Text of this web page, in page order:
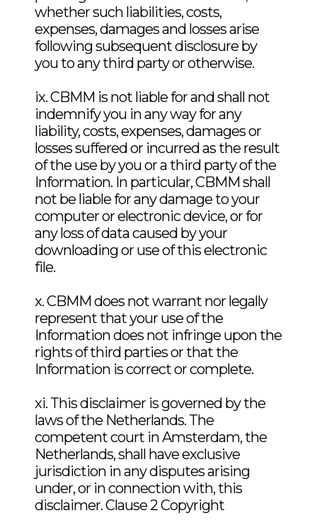
Repeated dose toxicity and
reproduction_Nb2O5 (092790)
Report_Bioaccessibility_Nb2O5
Self Ignition_Nb2O5
(200901118)_A
whether such liabilities, costs,
expenses, damages and losses arise
following subsequent disclosure by
you to any third party or otherwise.
ix. CBMM is not liable for and shall not
indemnify you in any way for any
liability, costs, expenses, damages or
losses suffered or incurred as the result
of the use by you or a third party of the
Information. In particular, CBMM shall
not be liable for any damage to your
computer or electronic device, or for
any loss of data caused by your
downloading or use of this electronic
file.
x. CBMM does not warrant nor legally
represent that your use of the
Information does not infringe upon the
rights of third parties or that the
Information is correct or complete.
xi. This disclaimer is governed by the
laws of the Netherlands. The
competent court in Amsterdam, the
Netherlands, shall have exclusive
jurisdiction in any disputes arising
under, or in connection with, this
disclaimer. Clause 2 Copyright